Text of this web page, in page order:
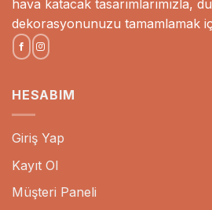
hava katacak tasarımlarımızla,
dekorasyonunuzu tamamlamak
HESABIM
Giriş Yap
Kayıt Ol
Müşteri Paneli